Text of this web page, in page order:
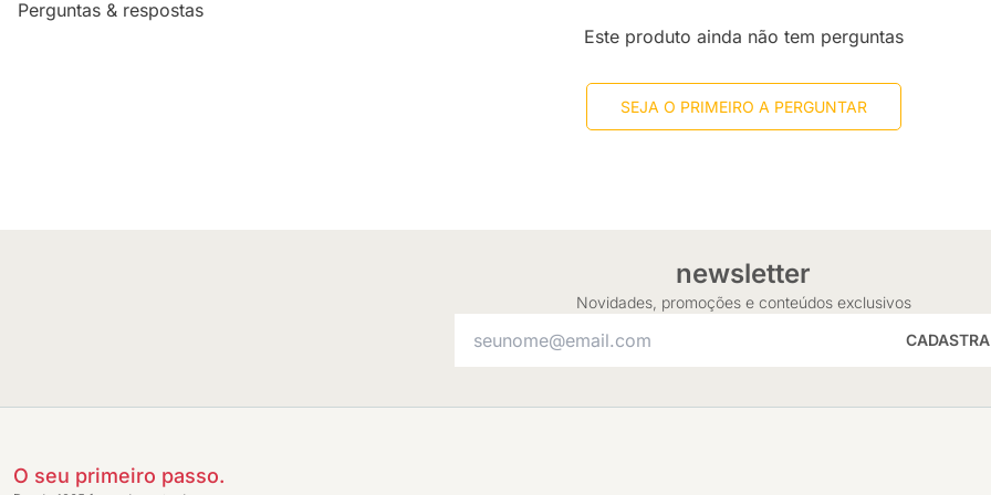
Perguntas & respostas
Este produto ainda não tem perguntas
SEJA O PRIMEIRO A PERGUNTAR
newsletter
Novidades, promoções e conteúdos exclusivos
O seu primeiro passo.